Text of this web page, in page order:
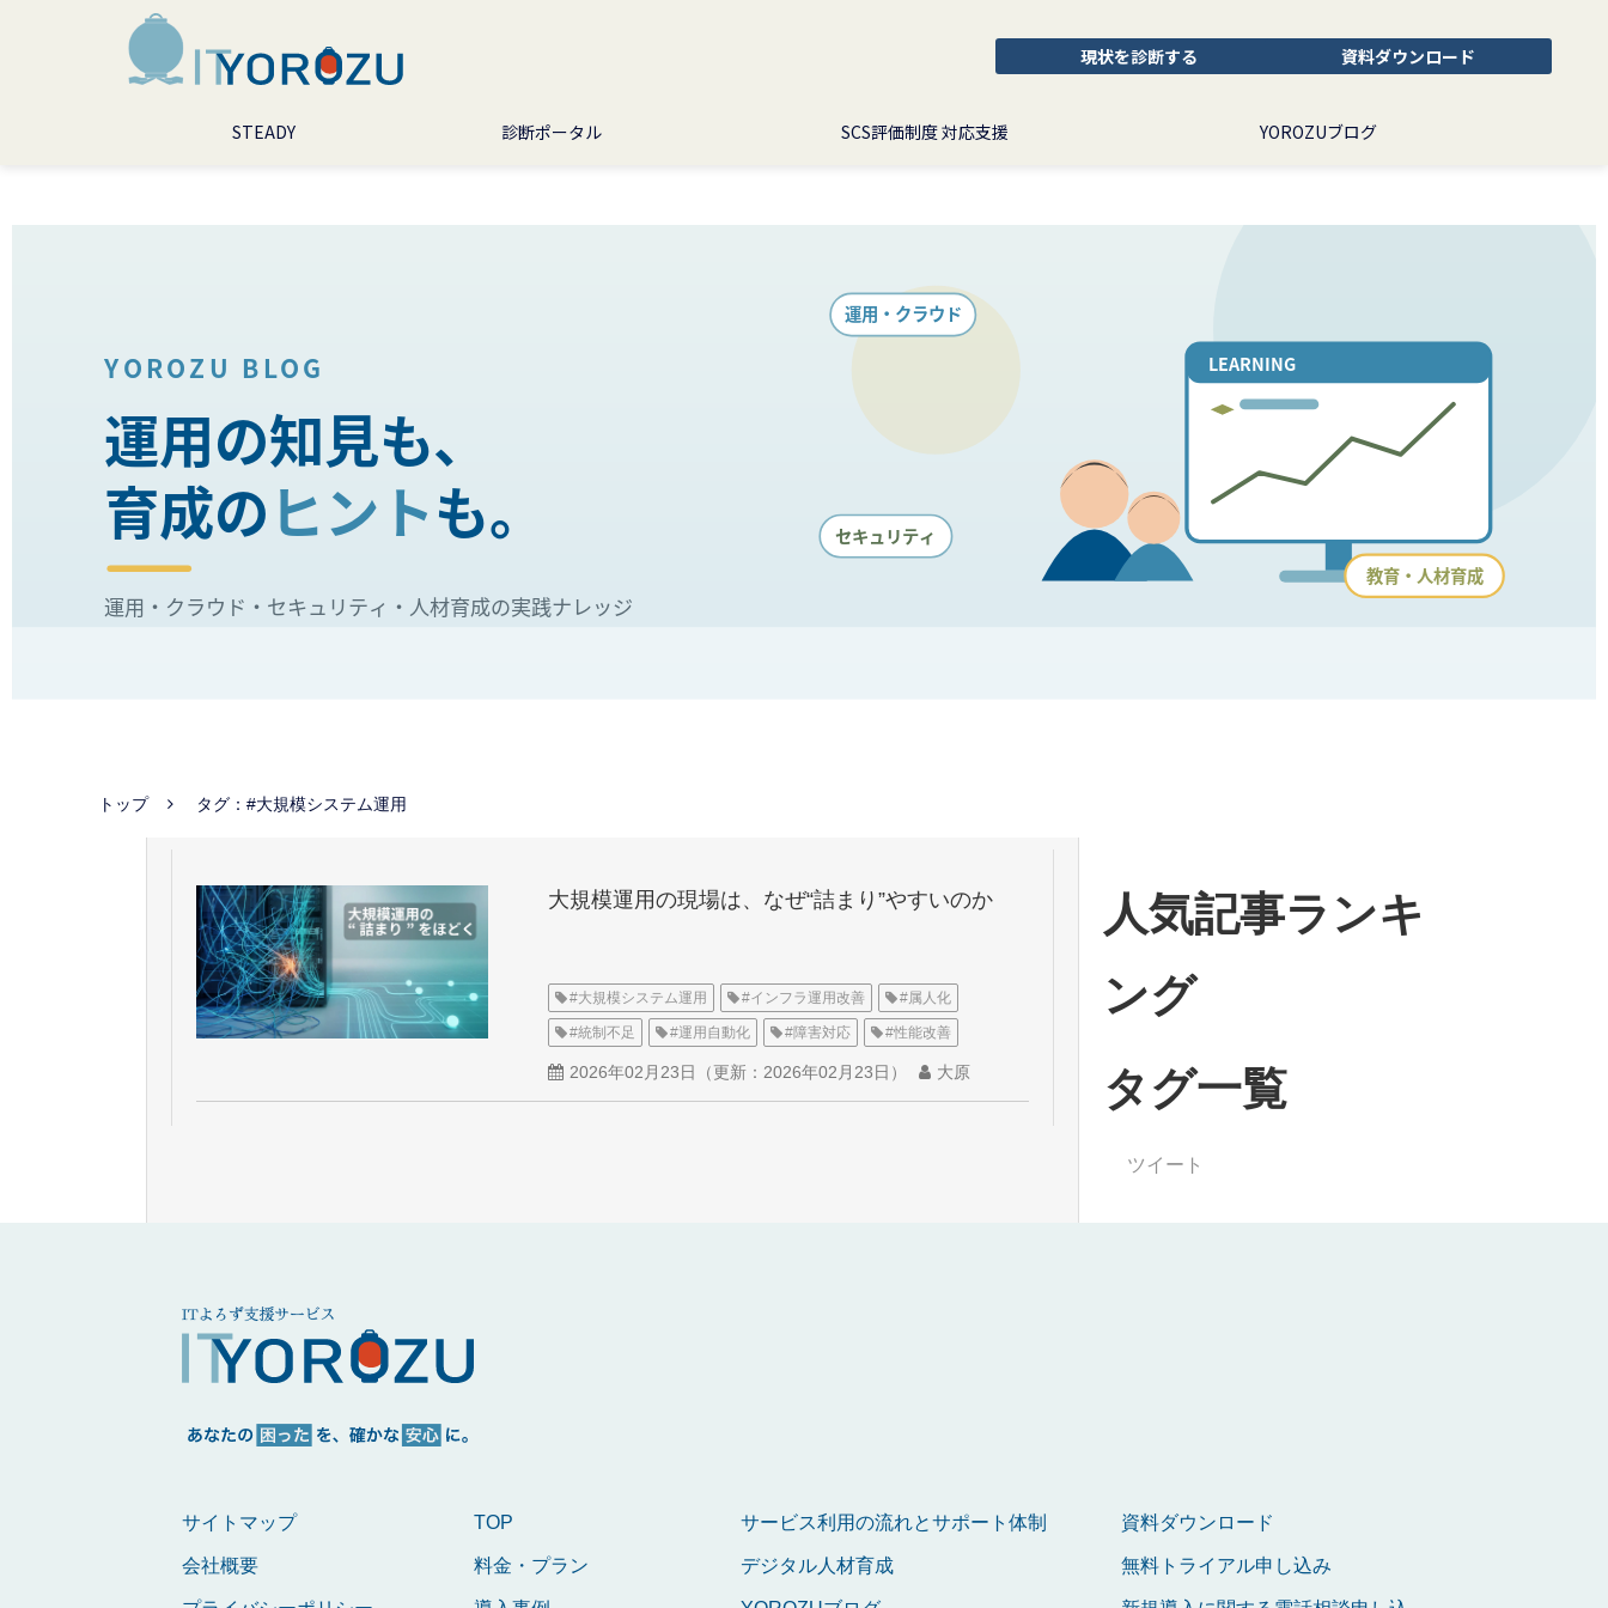
現状を診断する 資料ダウンロード
STEADY 診断ポータル SCS評価制度 対応支援 YOROZUブログ
トップ タグ：#大規模システム運用
大規模運用の現場は、なぜ“詰まり”やすいのか
#大規模システム運用 #インフラ運用改善 #属人化
#統制不足 #運用自動化 #障害対応 #性能改善
#基盤更改 #運用標準化 #運用リスク
2026年02月23日 （更新： 2026年02月23日 ） 大原
人気記事ランキ
ング
タグ一覧
ツイート
サイトマップ
会社概要
TOP
料金・プラン
サービス利用の流れとサポート体制
デジタル人材育成
資料ダウンロード
無料トライアル申し込み